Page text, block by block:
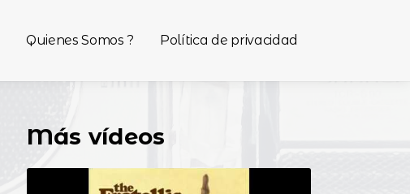
Quienes Somos ? Política de privacidad
Más vídeos